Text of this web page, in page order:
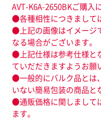
AVT-K6A-2650BKご購入
●各種相性につきまして
●上記の画像はイメージ
なる場合がございます。
●上記仕様は参考仕様と
ていだだきますようお願
●一般的にバルク品とは
いない簡易包装の商品と
●通販価格に関しまして
ます。